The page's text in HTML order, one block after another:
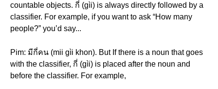
countable objects. กี่ (gìi) is always directly followed by a
classifier. For example, if you want to ask “How many
people?” you’d say...
Pim: มีกี่คน (mii gìi khon). But If there is a noun that goes
with the classifier, กี่ (gìi) is placed after the noun and
before the classifier. For example,